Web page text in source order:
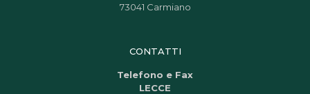
73041 Carmiano
CONTATTI
Telefono e Fax
LECCE